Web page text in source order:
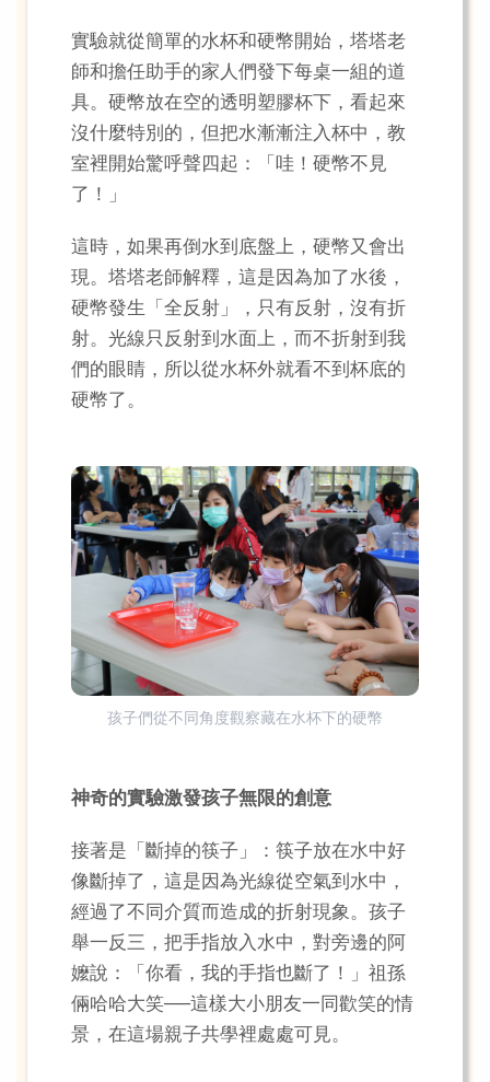
實驗就從簡單的水杯和硬幣開始，塔塔老
師和擔任助手的家人們發下每桌一組的道
具。硬幣放在空的透明塑膠杯下，看起來
沒什麼特別的，但把水漸漸注入杯中，教
室裡開始驚呼聲四起：「哇！硬幣不見
了！」
這時，如果再倒水到底盤上，硬幣又會出
現。塔塔老師解釋，這是因為加了水後，
硬幣發生「全反射」，只有反射，沒有折
射。光線只反射到水面上，而不折射到我
們的眼睛，所以從水杯外就看不到杯底的
硬幣了。
孩子們從不同角度觀察藏在水杯下的硬幣
神奇的實驗激發孩子無限的創意
接著是「斷掉的筷子」：筷子放在水中好
像斷掉了，這是因為光線從空氣到水中，
經過了不同介質而造成的折射現象。孩子
舉一反三，把手指放入水中，對旁邊的阿
嬤說：「你看，我的手指也斷了！」祖孫
倆哈哈大笑──這樣大小朋友一同歡笑的情
景，在這場親子共學裡處處可見。